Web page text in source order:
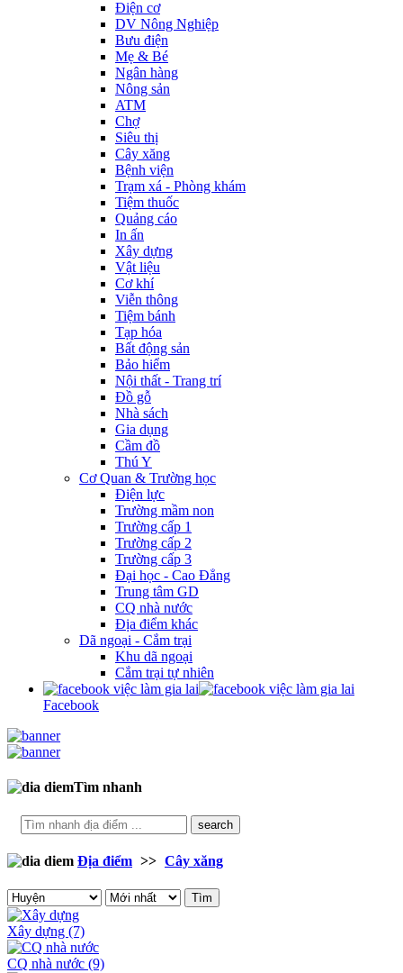
Điện cơ
DV Nông Nghiệp
Bưu điện
Mẹ & Bé
Ngân hàng
Nông sản
ATM
Chợ
Siêu thị
Cây xăng
Bệnh viện
Trạm xá - Phòng khám
Tiệm thuốc
Quảng cáo
In ấn
Xây dựng
Vật liệu
Cơ khí
Viễn thông
Tiệm bánh
Tạp hóa
Bất động sản
Bảo hiểm
Nội thất - Trang trí
Đồ gỗ
Nhà sách
Gia dụng
Cầm đồ
Thú Y
Cơ Quan & Trường học
Điện lực
Trường mầm non
Trường cấp 1
Trường cấp 2
Trường cấp 3
Đại học - Cao Đẳng
Trung tâm GD
CQ nhà nước
Địa điểm khác
Dã ngoại - Cắm trại
Khu dã ngoại
Cắm trại tự nhiên
Facebook
Tìm nhanh
search
Địa điểm >> Cây xăng
Tìm
Xây dựng (7)
CQ nhà nước (9)